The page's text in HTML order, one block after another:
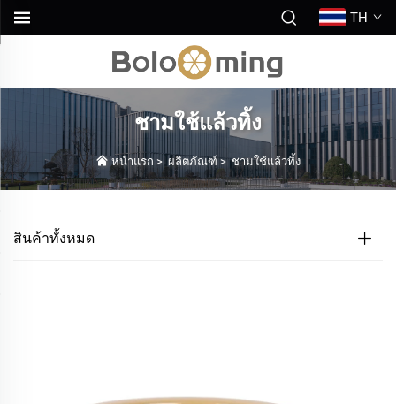
TH
ชามใช้แล้วทิ้ง
หน้าแรก > ผลิตภัณฑ์ >ชามใช้แล้วทิ้ง
สินค้าทั้งหมด